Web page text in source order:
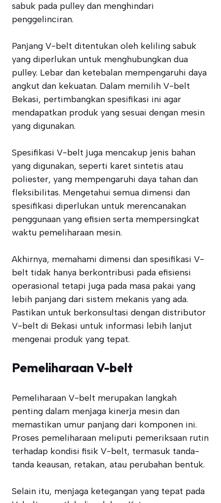
sabuk pada pulley dan menghindari
penggelinciran.
Panjang V-belt ditentukan oleh keliling sabuk
yang diperlukan untuk menghubungkan dua
pulley. Lebar dan ketebalan mempengaruhi daya
angkut dan kekuatan. Dalam memilih V-belt
Bekasi, pertimbangkan spesifikasi ini agar
mendapatkan produk yang sesuai dengan mesin
yang digunakan.
Spesifikasi V-belt juga mencakup jenis bahan
yang digunakan, seperti karet sintetis atau
poliester, yang mempengaruhi daya tahan dan
fleksibilitas. Mengetahui semua dimensi dan
spesifikasi diperlukan untuk merencanakan
penggunaan yang efisien serta mempersingkat
waktu pemeliharaan mesin.
Akhirnya, memahami dimensi dan spesifikasi V-
belt tidak hanya berkontribusi pada efisiensi
operasional tetapi juga pada masa pakai yang
lebih panjang dari sistem mekanis yang ada.
Pastikan untuk berkonsultasi dengan distributor
V-belt di Bekasi untuk informasi lebih lanjut
mengenai produk yang tepat.
Pemeliharaan V-belt
Pemeliharaan V-belt merupakan langkah
penting dalam menjaga kinerja mesin dan
memastikan umur panjang dari komponen ini.
Proses pemeliharaan meliputi pemeriksaan rutin
terhadap kondisi fisik V-belt, termasuk tanda-
tanda keausan, retakan, atau perubahan bentuk.
Selain itu, menjaga ketegangan yang tepat pada